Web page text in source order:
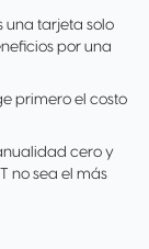
una tarjeta solo
por una
primero el costo
cero y
no sea el más